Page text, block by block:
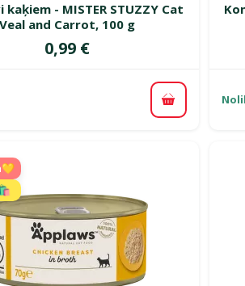
kaķiem - MISTER STUZZY Cat
Veal and Carrot, 100 g
Cena
0,99 €
Pievienot
🛍️